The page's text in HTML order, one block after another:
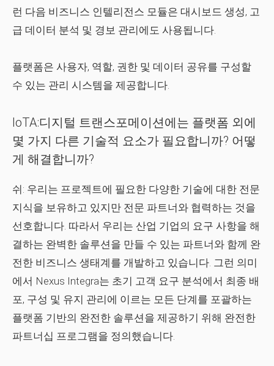
런 다음 비즈니스 인텔리전스 모듈은 대시보드 생성, 고
급 데이터 분석 및 경보 관리에도 사용됩니다.
플랫폼은 사용자, 역할, 권한 및 데이터 공유를 구성할
수 있는 관리 시스템을 제공합니다.
IoTA:디지털 트랜스포메이션에는 플랫폼 외에
몇 가지 다른 기술적 요소가 필요합니까? 어떻
게 해결합니까?
쉬: 우리는 프로젝트에 필요한 다양한 기술에 대한 전문
지식을 보유하고 있지만 전문 파트너와 협력하는 것을
선호합니다. 따라서 우리는 산업 기업의 요구 사항을 해
결하는 완벽한 솔루션을 만들 수 있는 파트너와 함께 완
전한 비즈니스 생태계를 개발하고 있습니다. 그런 의미
에서 Nexus Integra는 초기 고객 요구 분석에서 최종 배
포, 구성 및 유지 관리에 이르는 모든 단계를 포괄하는
플랫폼 기반의 완전한 솔루션을 제공하기 위해 완전한
파트너십 프로그램을 정의했습니다.